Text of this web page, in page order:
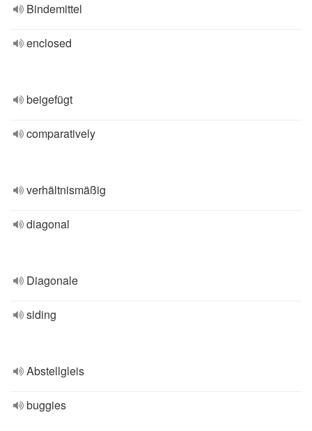
Bindemittel
enclosed
beigefügt
comparatively
verhältnismäßig
diagonal
Diagonale
siding
Abstellgleis
buggies